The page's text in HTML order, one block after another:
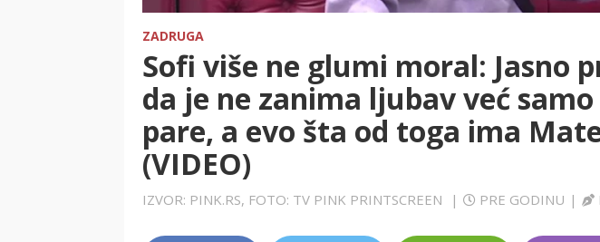
ZADRUGA
Sofi više ne glumi moral: Jasno
da je ne zanima ljubav već
pare, a evo šta od toga ima
(VIDEO)
IZVOR: PINK.RS, FOTO: TV PINK PRINTSCREEN | PRE GODINU |